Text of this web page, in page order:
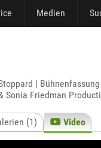
Medien
|
Friedman
(1) Video